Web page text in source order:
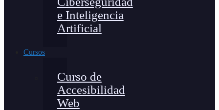
e Inteligencia
Artificial
Cursos
Curso de
Accesibilidad
Web